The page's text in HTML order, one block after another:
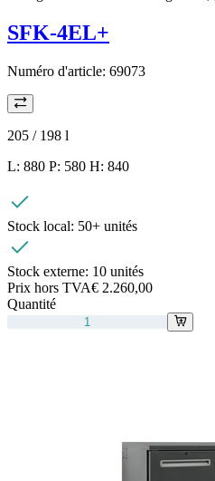
SFK-4EL+
Numéro d'article: 69073
205 / 198 l
L: 880 P: 580 H: 840
Stock local: 50+ unités
Stock externe: 10 unités
Prix hors TVA€ 2.260,00
Quantité